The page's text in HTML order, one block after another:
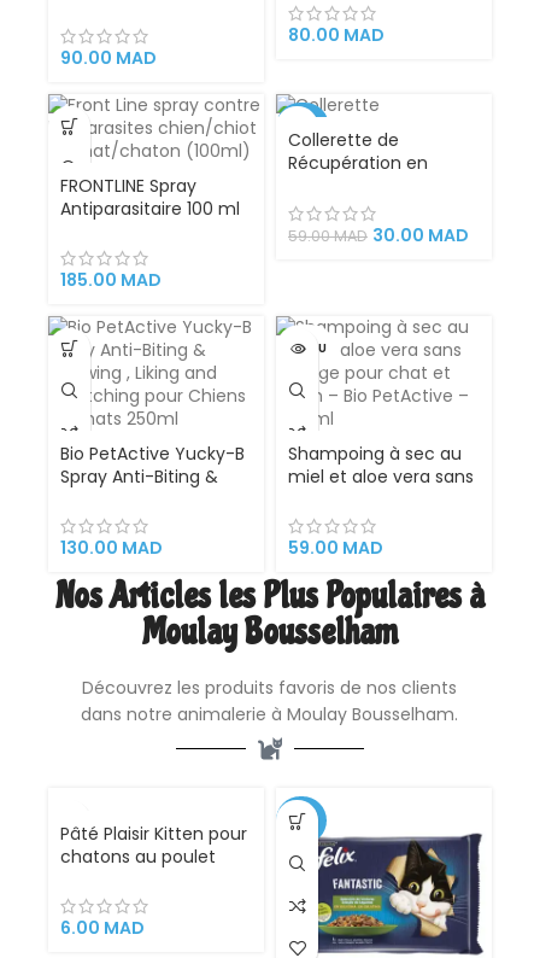
VetoCare 200ml
90.00 MAD
80.00 MAD
FRONTLINE Spray
Antiparasitaire 100 ml
Chiots et Chatons |
Élimine Puces et
185.00 MAD
Collerette de
Récupération en
Petit Chien –
Protection
Traitement
Dermatologique –
Taille M pour Animaux
de 6 à 10 kg
59.00MAD 30.00 MAD
Bio PetActive Yucky-B
Spray Anti-Biting &
Scratching pour
Chiens et Chats
Formulated
130.00 MAD
VENDU
Shampoing à sec au
miel et aloe vera sans
chien – Bio PetActive
– 200 ml
59.00 MAD
Nos Articles les Plus Populaires à
Moulay Bousselham
Découvrez les produits favoris de nos clients
dans notre animalerie à Moulay Bousselham.
Pâté Plaisir Kitten pour
chatons au poulet
pour les chatons en
pleine croissance
6.00 MAD
-35%